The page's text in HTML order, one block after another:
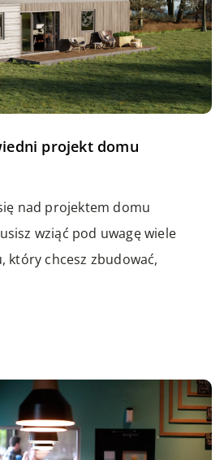
projekt domu
nad projektem domu
wziąć pod uwagę wiele
który chcesz zbudować,